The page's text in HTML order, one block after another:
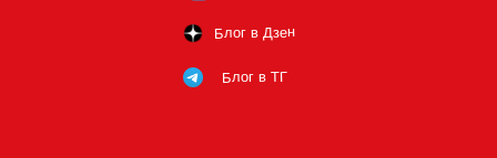
Блог в Дзен
Блог в ТГ